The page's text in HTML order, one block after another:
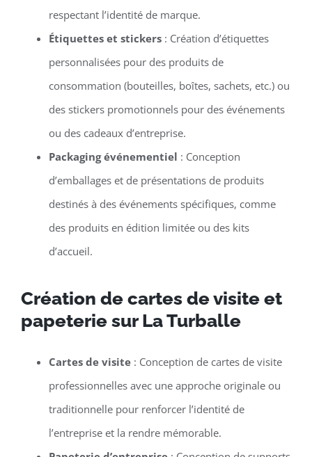
respectant l’identité de marque.
Étiquettes et stickers: Création d’étiquettes
personnalisées pour des produits de
consommation (bouteilles, boîtes, sachets, etc.) ou
des stickers promotionnels pour des événements
ou des cadeaux d’entreprise.
Packaging événementiel : Conception
d’emballages et de présentations de produits
destinés à des événements spécifiques, comme
des produits en édition limitée ou des kits
d’accueil.
Création de cartes de visite et
papeterie sur La Turballe
Cartes de visite: Conception de cartes de visite
professionnelles avec une approche originale ou
traditionnelle pour renforcer l’identité de
l’entreprise et la rendre mémorable.